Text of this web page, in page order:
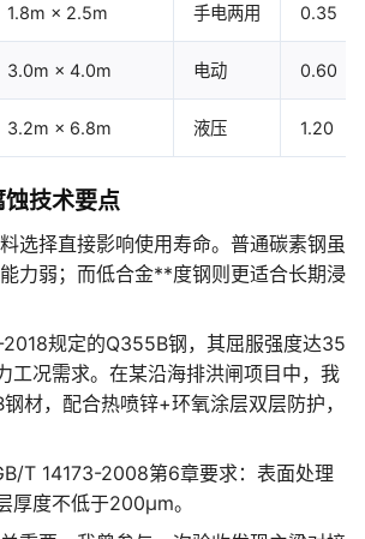
1.8m × 2.5m 手电两用 0.35
3.0m × 4.0m 电动 0.60
3.2m × 6.8m 液压 1.20
技术要点
选择直接影响使用寿命。普通碳素钢虽
力弱；而低合金**度钢则更适合长期浸
规定的Q355B钢，其屈服强度达35
工况需求。在某沿海排洪闸项目中，我
材，配合热喷锌+环氧涂层双层防护，
T 14173-2008第6章要求：表面处理
厚度不低于200μm。